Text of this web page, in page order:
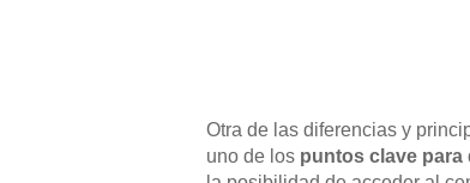
Otra de las diferencias y
uno de los puntos clave